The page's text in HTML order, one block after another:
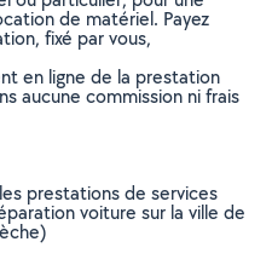
de matériel. Payez
fixé par vous,
en ligne de la prestation
aucune commission ni frais
prestations de services
voiture sur la ville de